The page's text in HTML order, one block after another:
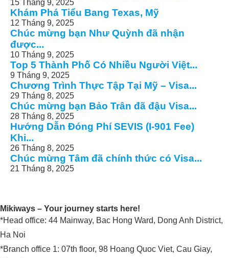
15 Tháng 9, 2025
Khám Phá Tiểu Bang Texas, Mỹ
12 Tháng 9, 2025
Chúc mừng bạn Như Quỳnh đã nhận
được...
10 Tháng 9, 2025
Top 5 Thành Phố Có Nhiều Người Việt...
9 Tháng 9, 2025
Chương Trình Thực Tập Tại Mỹ – Visa...
29 Tháng 8, 2025
Chúc mừng bạn Bảo Trân đã đậu Visa...
28 Tháng 8, 2025
Hướng Dẫn Đóng Phí SEVIS (I-901 Fee)
Khi...
26 Tháng 8, 2025
Chúc mừng Tâm đã chính thức có Visa...
21 Tháng 8, 2025
Mikiways – Your journey starts here!
*Head office: 44 Mainway, Bac Hong Ward, Dong Anh District,
Ha Noi
*Branch office 1: 07th floor, 98 Hoang Quoc Viet, Cau Giay,